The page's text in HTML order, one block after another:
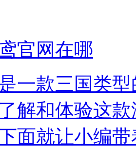
官网在哪
一款三国类
解和体验这
面就让小编